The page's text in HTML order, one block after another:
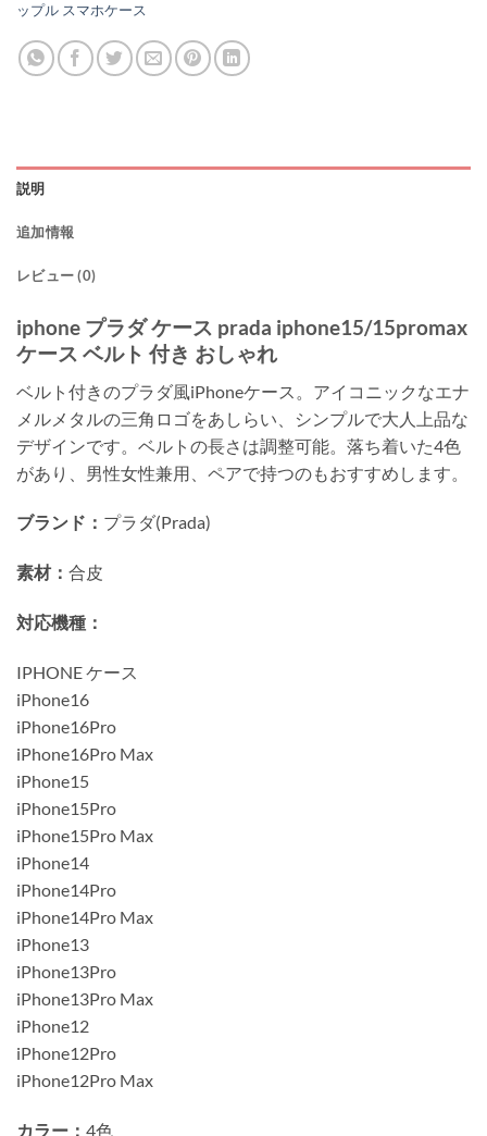
ップル スマホケース
説明
追加情報
レビュー (0)
iphone プラダ ケース prada iphone15/15promax
ケース ベルト 付き おしゃれ
ベルト付きのプラダ風iPhoneケース。アイコニックなエナ
メルメタルの三角ロゴをあしらい、シンプルで大人上品な
デザインです。ベルトの長さは調整可能。落ち着いた4色
があり、男性女性兼用、ペアで持つのもおすすめします。
ブランド： プラダ(Prada)
素材： 合皮
対応機種：
IPHONE ケース
iPhone16
iPhone16Pro
iPhone16Pro Max
iPhone15
iPhone15Pro
iPhone15Pro Max
iPhone14
iPhone14Pro
iPhone14Pro Max
iPhone13
iPhone13Pro
iPhone13Pro Max
iPhone12
iPhone12Pro
iPhone12Pro Max
カラー： 4色